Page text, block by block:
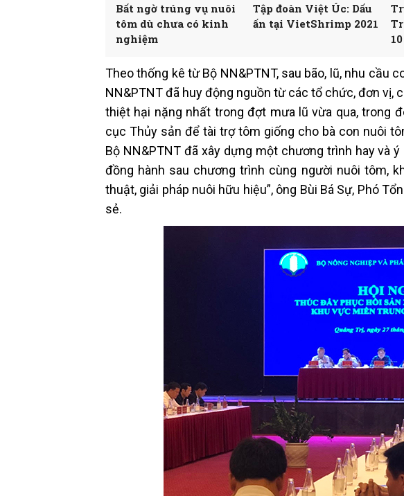
Bất ngờ trúng vụ nuôi
tôm dù chưa có kinh
nghiệm
Tập đoàn Việt Úc: Dấu
ấn tại VietShrimp 2021
Theo thống kê từ Bộ NN&PTNT, sau bão, lũ, nhu cầu
NN&PTNT đã huy động nguồn từ các tổ chức, đơn vị,
thiệt hại nặng nhất trong đợt mưa lũ vừa qua, trong
cục Thủy sản để tài trợ tôm giống cho bà con nuôi
Bộ NN&PTNT đã xây dựng một chương trình hay và
đồng hành sau chương trình cùng người nuôi tôm,
thuật, giải pháp nuôi hữu hiệu”, ông Bùi Bá Sự, Phó
sẻ.